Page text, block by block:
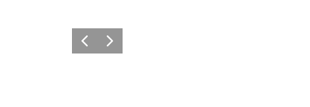
Forrige billede
Næste billede